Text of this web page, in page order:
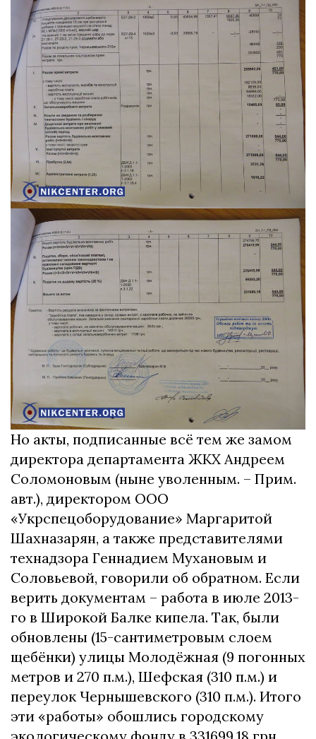
Но акты, подписанные всё тем же замом
директора департамента ЖКХ Андреем
Соломоновым (ныне уволенным. – Прим.
авт.), директором ООО
«Укрспецоборудование» Маргаритой
Шахназарян, а также представителями
технадзора Геннадием Мухановым и
Соловьевой, говорили об обратном. Если
верить документам – работа в июле 2013-
го в Широкой Балке кипела. Так, были
обновлены (15-сантиметровым слоем
щебёнки) улицы Молодёжная (9 погонных
метров и 270 п.м.), Шефская (310 п.м.) и
переулок Чернышевского (310 п.м.). Итого
эти «работы» обошлись городскому